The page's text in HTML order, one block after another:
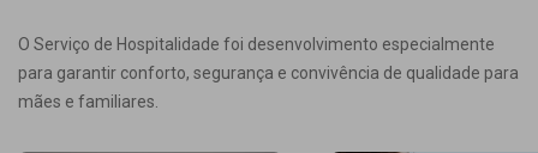
O Serviço de Hospitalidade foi desenvolvimento especialmente
para garantir conforto, segurança e convivência de qualidade para
mães e familiares.